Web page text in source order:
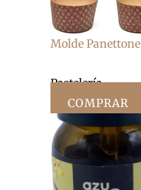
Molde Panettone
Pastelería
COMPRAR